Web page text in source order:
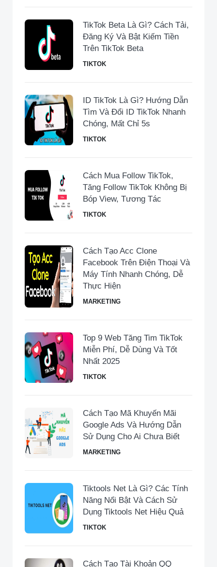
TikTok Beta Là Gì? Cách Tải,
Đăng Ký Và Bật Kiếm Tiền
Trên TikTok Beta
TIKTOK
ID TikTok Là Gì? Hướng Dẫn
Tìm Và Đổi ID TikTok Nhanh
Chóng, Mất Chỉ 5s
TIKTOK
Cách Mua Follow TikTok,
Tăng Follow TikTok Không Bị
Bóp View, Tương Tác
TIKTOK
Cách Tạo Acc Clone
Facebook Trên Điện Thoại Và
Máy Tính Nhanh Chóng, Dễ
Thực Hiện
MARKETING
Top 9 Web Tăng Tim TikTok
Miễn Phí, Dễ Dùng Và Tốt
Nhất 2025
TIKTOK
Cách Tạo Mã Khuyến Mãi
Google Ads Và Hướng Dẫn
Sử Dụng Cho Ai Chưa Biết
MARKETING
Tiktools Net Là Gì? Các Tính
Năng Nổi Bật Và Cách Sử
Dụng Tiktools Net Hiệu Quả
TIKTOK
Cách Tạo Tài Khoản QQ